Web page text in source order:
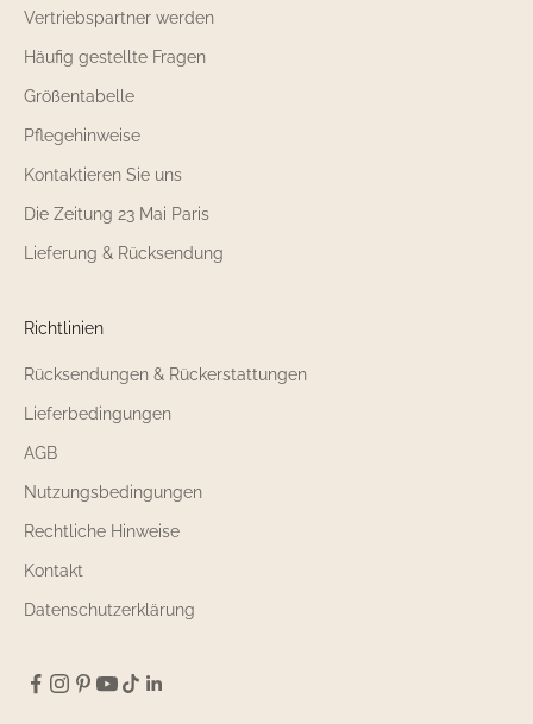
Vertriebspartner werden
Häufig gestellte Fragen
Größentabelle
Pflegehinweise
Kontaktieren Sie uns
Die Zeitung 23 Mai Paris
Lieferung & Rücksendung
Richtlinien
Rücksendungen & Rückerstattungen
Lieferbedingungen
AGB
Nutzungsbedingungen
Rechtliche Hinweise
Kontakt
Datenschutzerklärung